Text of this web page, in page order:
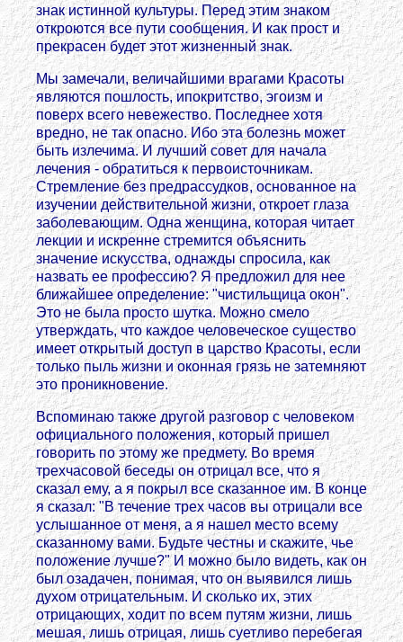
знак истинной культуры. Перед этим знаком
откроются все пути сообщения. И как прост и
прекрасен будет этот жизненный знак.
Мы замечали, величайшими врагами Красоты
являются пошлость, ипокритство, эгоизм и
поверх всего невежество. Последнее хотя
вредно, не так опасно. Ибо эта болезнь может
быть излечима. И лучший совет для начала
лечения - обратиться к первоисточникам.
Стремление без предрассудков, основанное на
изучении действительной жизни, откроет глаза
заболевающим. Одна женщина, которая читает
лекции и искренне стремится объяснить
значение искусства, однажды спросила, как
назвать ее профессию? Я предложил для нее
ближайшее определение: "чистильщица окон".
Это не была просто шутка. Можно смело
утверждать, что каждое человеческое существо
имеет открытый доступ в царство Красоты, если
только пыль жизни и оконная грязь не затемняют
это проникновение.
Вспоминаю также другой разговор с человеком
официального положения, который пришел
говорить по этому же предмету. Во время
трехчасовой беседы он отрицал все, что я
сказал ему, а я покрыл все сказанное им. В конце
я сказал: "В течение трех часов вы отрицали все
услышанное от меня, а я нашел место всему
сказанному вами. Будьте честны и скажите, чье
положение лучше?" И можно было видеть, как он
был озадачен, понимая, что он выявился лишь
духом отрицательным. И сколько их, этих
отрицающих, ходит по всем путям жизни, лишь
мешая, лишь отрицая, лишь суетливо перебегая